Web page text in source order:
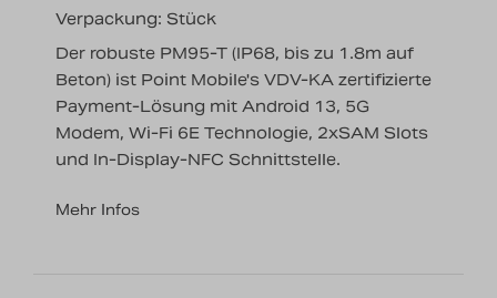
Verpackung: Stück
Der robuste PM95-T (IP68, bis zu 1.8m auf
Beton) ist Point Mobile's VDV-KA zertifizierte
Payment-Lösung mit Android 13, 5G
Modem, Wi-Fi 6E Technologie, 2xSAM Slots
und In-Display-NFC Schnittstelle.
Mehr Infos